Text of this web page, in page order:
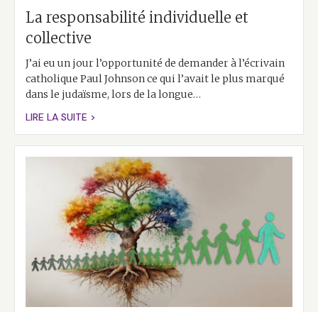
La responsabilité individuelle et
collective
J’ai eu un jour l’opportunité de demander à l’écrivain
catholique Paul Johnson ce qui l’avait le plus marqué
dans le judaïsme, lors de la longue…
LIRE LA SUITE >